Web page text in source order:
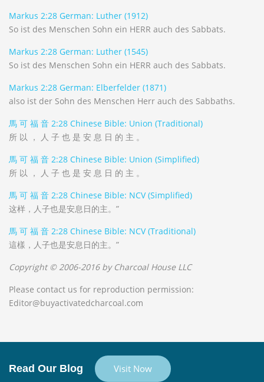
Markus 2:28 German: Luther (1912)
So ist des Menschen Sohn ein HERR auch des Sabbats.
Markus 2:28 German: Luther (1545)
So ist des Menschen Sohn ein HERR auch des Sabbats.
Markus 2:28 German: Elberfelder (1871)
also ist der Sohn des Menschen Herr auch des Sabbaths.
馬 可 福 音 2:28 Chinese Bible: Union (Traditional)
所 以 ， 人 子 也 是 安 息 日 的 主 。
馬 可 福 音 2:28 Chinese Bible: Union (Simplified)
所 以 ， 人 子 也 是 安 息 日 的 主 。
馬 可 福 音 2:28 Chinese Bible: NCV (Simplified)
这样，人子也是安息日的主。”
馬 可 福 音 2:28 Chinese Bible: NCV (Traditional)
這樣，人子也是安息日的主。”
Copyright © 2006-2016 by Charcoal House LLC
Please contact us for reproduction permission:
Editor@buyactivatedcharcoal.com
Read Our Blog Visit Now